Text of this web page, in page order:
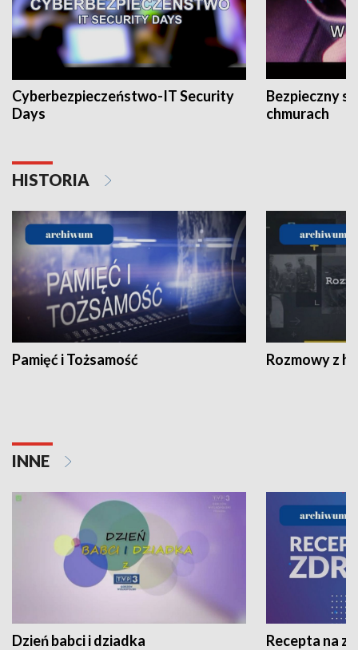
Cyberbezpieczeństwo-IT Security
Days
Bezpieczny
chmurach
HISTORIA
Pamięć i Tożsamość Rozmowy z
INNE
Dzień babci i dziadka Recepta na